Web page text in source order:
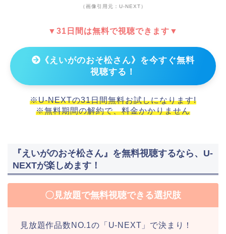
（画像引用元：U-NEXT）
▼31日間は無料で視聴できます▼
《えいがのおそ松さん》を今すぐ無料
視聴する！
※U-NEXTの31日間無料お試しになります!
※無料期間の解約で、料金かかりません
『えいがのおそ松さん』を無料視聴するなら、U-
NEXTが楽しめます！
〇見放題で無料視聴できる選択肢
見放題作品数NO.1の「U-NEXT」で決まり！